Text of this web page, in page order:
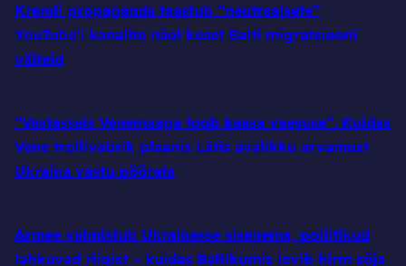
Kremli propaganda taastub “neutraalsete”
YouTube’i kanalite näol keset Balti migratsiooni
väiteid
“Vastasseis Venemaaga toob kaasa vaesuse”. Kuidas
Vene trollivabrik plaanis Lätis avalikku arvamust
Ukraina vastu pöörata
Armee valmistub Ukrainasse sisenema, poliitikud
lahkuvad riigist – kuidas Baltikumis levib hirm sõja